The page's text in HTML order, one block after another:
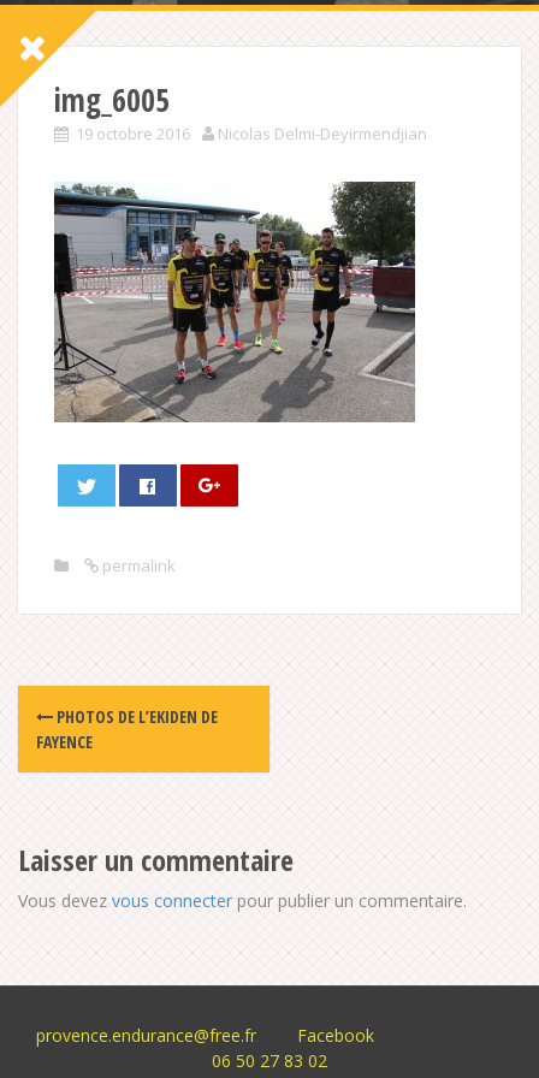
img_6005
19 octobre 2016 Nicolas Delmi-Deyirmendjian
permalink
Post
navigation
PHOTOS DE L’EKIDEN DE
FAYENCE
Laisser un commentaire
Vous devez vous connecter pour publier un commentaire.
provence.endurance@free.fr
Facebook
06 50 27 83 02